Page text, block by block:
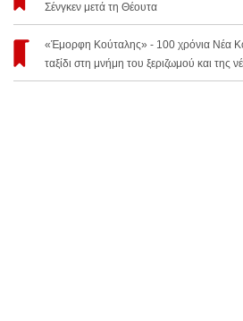
Σένγκεν μετά τη Θέουτα
«Έμορφη Κούταλης» - 100 χρόνια Νέα
ταξίδι στη μνήμη του ξεριζωμού και της